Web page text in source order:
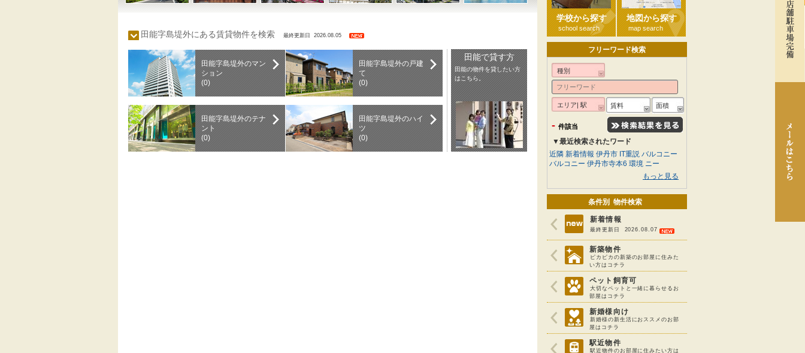
田能字島堤外にある賃貸物件を検索 最終更新日 2026.08.05
田能字島堤外のマン
ション
(0)
田能字島堤外の戸建
て
(0)
田能字島堤外のテナ
ント
(0)
田能字島堤外のハイ
ツ
(0)
田能で貸す方
田能の物件を貸したい方
はこちら。
学校から探す
school search
地図から探す
map search
フリーワード検索
種別
エリア| 駅 賃料 面積
- 件該当
▼最近検索されたワード
近隣 新着情報 伊丹市 IT重説 バルコニー
バルコニー 伊丹市寺本6 環境 ニー
もっと見る
条件別 物件検索
新着情報
最終更新日 2026.08.07
新築物件
ピカピカの新築のお部屋に住みた
い方はコチラ
ペット飼育可
大切なペットと一緒に暮らせるお
部屋はコチラ
新婚様向け
新婚様の新生活におススメのお部
屋はコチラ
駅近物件
駅近物件のお部屋に住みたい方は